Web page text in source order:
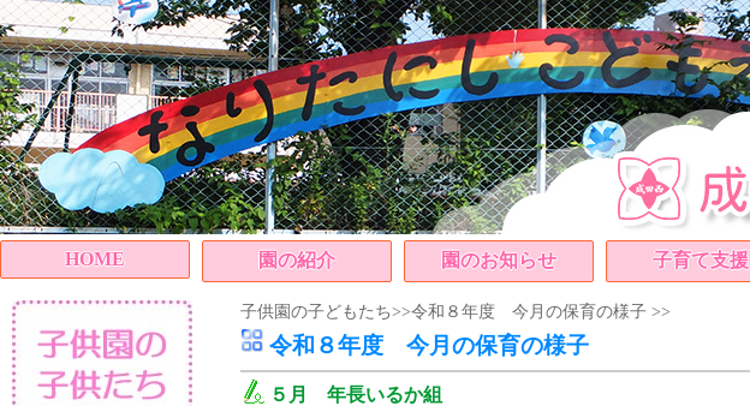
HOME 園の紹介 園のお知らせ 子育て支援
子供園の子どもたち>>令和８年度 今月の保育の様子 >>
令和８年度 今月の保育の様子
５月 年長いるか組